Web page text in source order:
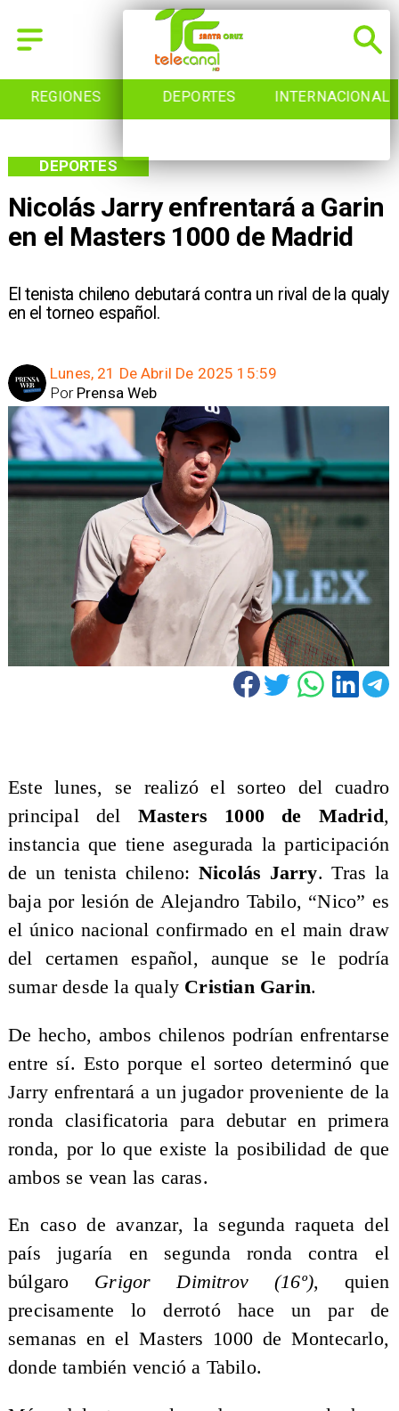
REGIONES DEPORTES INTERNACIONAL
Nicolás Jarry enfrentará a Garin
en el Masters 1000 de Madrid
El tenista chileno debutará contra un rival de la qualy
en el torneo español.
DEPORTES
Lunes, 21 De Abril De 2025 15:59
Prensa Web
Por
Este lunes, se realizó el sorteo del cuadro
principal del Masters 1000 de Madrid,
instancia que tiene asegurada la participación
de un tenista chileno: Nicolás Jarry. Tras la
baja por lesión de Alejandro Tabilo, “Nico” es
el único nacional confirmado en el main draw
del certamen español, aunque se le podría
sumar desde la qualy Cristian Garin.
De hecho, ambos chilenos podrían enfrentarse
entre sí. Esto porque el sorteo determinó que
Jarry enfrentará a un jugador proveniente de la
ronda clasificatoria para debutar en primera
ronda, por lo que existe la posibilidad de que
ambos se vean las caras.
En caso de avanzar, la segunda raqueta del
país jugaría en segunda ronda contra el
búlgaro Grigor Dimitrov (16º), quien
precisamente lo derrotó hace un par de
semanas en el Masters 1000 de Montecarlo,
donde también venció a Tabilo.